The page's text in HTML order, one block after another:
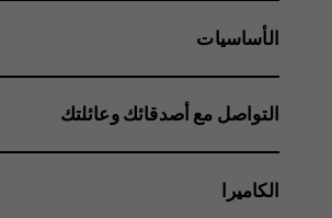
الأساسيات
التواصل مع أصدقائك وعائلتك
الكاميرا